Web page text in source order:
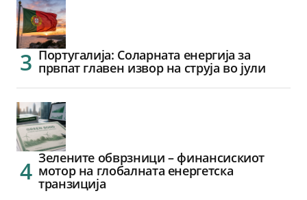
Португалија: Соларната енергија за
првпат главен извор на струја во јули
Зелените обврзници – финансискиот
мотор на глобалната енергетска
транзиција